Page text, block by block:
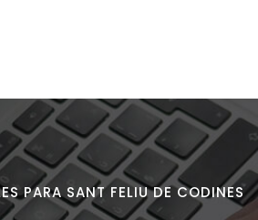
PARA SANT FELIU DE CODINES